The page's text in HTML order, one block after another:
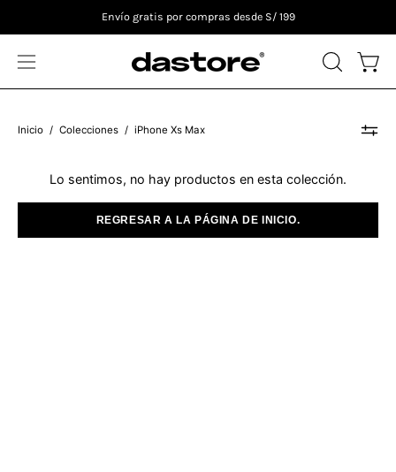
al
contenido
Envío gratis por compras desde S/ 199
Abrir
menú
navegación
ABRIR
BARRA
Inicio / Colecciones / iPhone Xs Max
Lo sentimos, no hay productos en esta colección.
REGRESAR A LA PÁGINA DE INICIO.